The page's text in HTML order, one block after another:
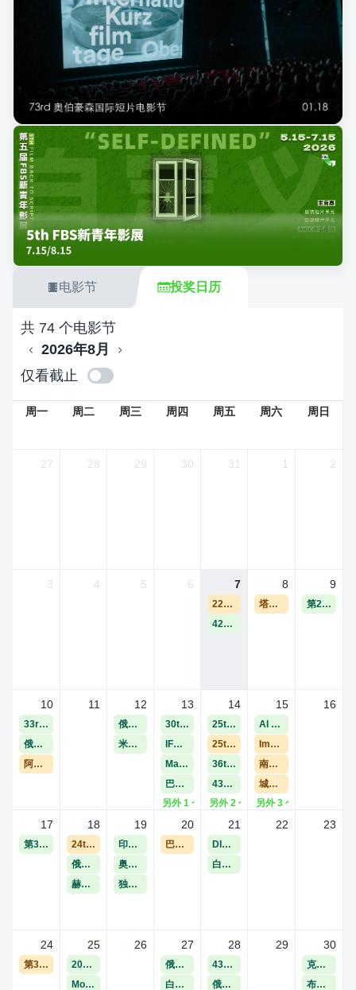
电影节 投奖日历
共 74 个电影节
2026年8月
仅看截止
周一 周二 周三 周四 周五 周六 周日
27 28 29 30 31 1 2
3 4 5 6 7
225 电影俱乐部电影节
42nd 圣塔芭芭拉国际电影节
8
塔林黑夜短片电影节
9
第29届巴塞罗那国际动画与短片电影节（Mecal Pro 2027）
10
33rd 斯兰丹斯电影节
俄罗斯 FESTPRO 电影节
阿马科特电影节
11 12
俄罗斯 SENSUS 电影节
米兰达·德·埃布罗电影节
13
30th 布鲁塞尔短片电影节
IFM国际电影市场
Matrix电影节
巴塞罗那独立电影节
另外 1 个
14
25th 都柏林国际电影节
25th 阿尔梅里亚国际电影节
36th Flickerfest国际短片电影节
43rd 圣丹斯电影节
另外 2 个
15
AI 伦敦电影奖
ImagineIndia国际电影节
南瓜奇幻
城市之光电影节
另外 3 个
16
17
第30届 塔林黑夜电影节
18
24th 伦敦短片电影节
俄罗斯飞燕电影节
赫罗纳独立电影节
19
印度CHINH国际儿童电影节
奥洛特电影节
独立电影之家节展
20
巴统国际艺术电影节BIAFF
21
DIAMETRALE 电影节 - 实验｜幽默｜荒诞
白俄罗斯启示电影节
22 23
24
第30届 塔林黑夜电影节
25
2027 西南偏南电影电视节
MosDoc 莫斯科国际纪录片影展
26 27
俄罗斯 Visualis 电影节
白俄罗斯Tempus电影节
28
43rd 圣丹斯电影节
俄罗斯AURA电影节
29 30
克服逆境电影节及游戏奖项
布宜诺斯艾利斯国际电影节 (BUEIFF)